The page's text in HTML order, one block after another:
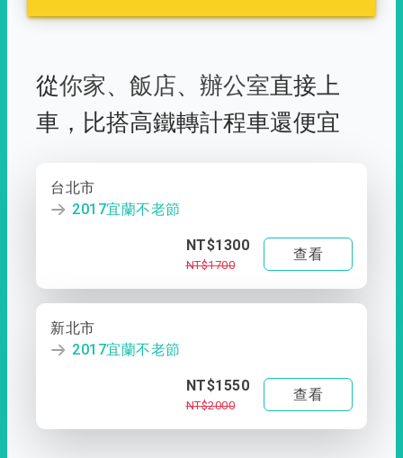
從你家、 飯店、 辦公室直接上
車， 比搭高鐵轉計程車還便宜
台北市
2017宜蘭不老節
NT$1300
NT$1700
查看
新北市
2017宜蘭不老節
NT$1550
NT$2000
查看